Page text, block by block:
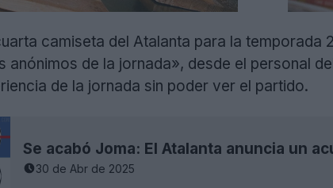
camiseta del Atalanta para la
anónimos de la jornada», desde el personal
de la jornada sin poder ver el partido.
Se acabó Joma: El Atalanta anuncia un
30 de Abr de 2025